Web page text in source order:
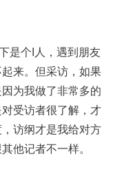
是个I人，遇到朋友
来。但采访，如果
为我做了非常多的
受访者很了解，才
访纲才是我给对方
他记者不一样。